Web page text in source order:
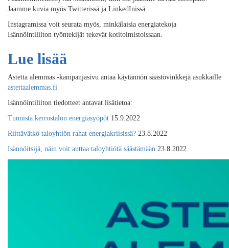
Jaamme kuvia myös Twitterissä ja LinkedInissä.
Instagramissa voit seurata myös, minkälaisia energiatekoja
Isännöintiliiton työntekijät tekevät kotitoimistoissaan.
Lue lisää
Astetta alemmas -kampanjasivu antaa käytännön säästövinkkejä asukkaille
astettaalemmas.fi
Isännöintiliiton tiedotteet antavat lisätietoa:
Tunnista kerrostalon energiasyöpöt 15.9.2022
Riittävätkö taloyhtiön rahat energiakriisissä? 23.8.2022
Isännöitsijä, näin voit auttaa taloyhtiötä säästämään 23.8.2022